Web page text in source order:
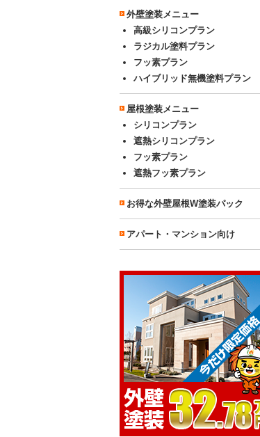
外壁塗装メニュー
高級シリコンプラン
ラジカル塗料プラン
フッ素プラン
ハイブリッド無機塗料プラン
屋根塗装メニュー
シリコンプラン
遮熱シリコンプラン
フッ素プラン
遮熱フッ素プラン
お得な外壁屋根W塗装パック
アパート・マンション向け